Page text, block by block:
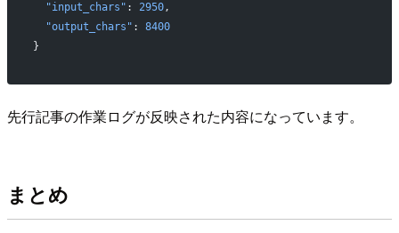
  "input_chars"
: 2950,
  "output_chars"
: 8400
}
先行記事の作業ログが反映された内容になっています。
まとめ